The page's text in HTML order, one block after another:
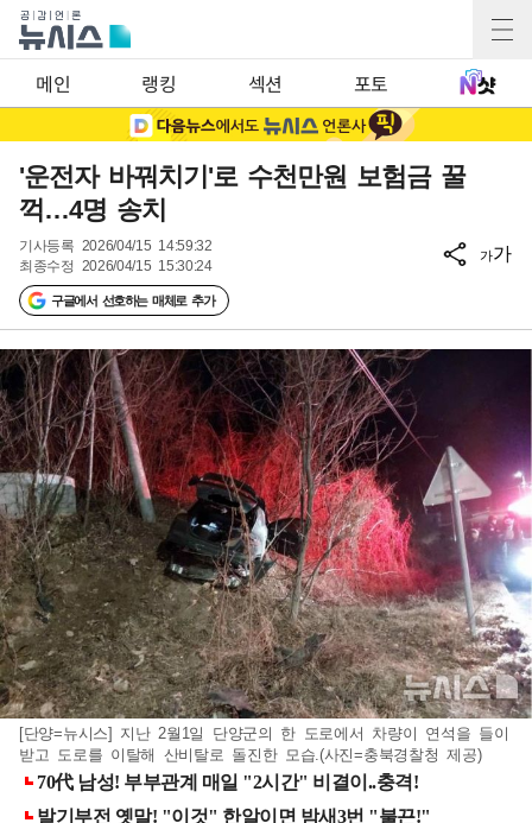
메인 랭킹 섹션 포토
'운전자 바꿔치기'로 수천만원 보험금 꿀
꺽…4명 송치
기사등록 2026/04/15 14:59:32
최종수정 2026/04/15 15:30:24
구글에서 선호하는 매체로 추가
가가
[단양=뉴시스] 지난 2월1일 단양군의 한 도로에서 차량이 연석을 들이
받고 도로를 이탈해 산비탈로 돌진한 모습.(사진=충북경찰청 제공)